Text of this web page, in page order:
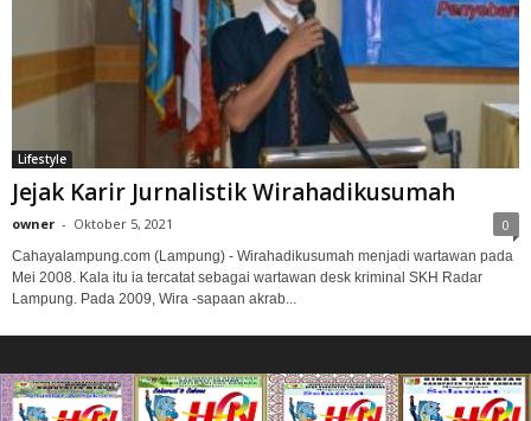
Lifestyle
Jejak Karir Jurnalistik Wirahadikusumah
owner - Oktober 5, 2021 0
Cahayalampung.com (Lampung) - Wirahadikusumah menjadi wartawan pada
Mei 2008. Kala itu ia tercatat sebagai wartawan desk kriminal SKH Radar
Lampung. Pada 2009, Wira -sapaan akrab...